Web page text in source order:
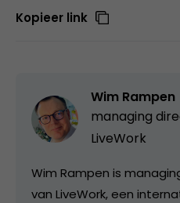
Kopieer link
Wim Rampen
managing
LiveWork
Wim Rampen is
van LiveWork, een